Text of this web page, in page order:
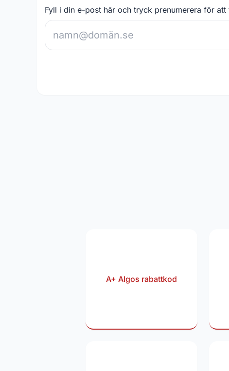
Fyll i din e-post här och tryck prenumerera för att
A+ Algos rabattkod